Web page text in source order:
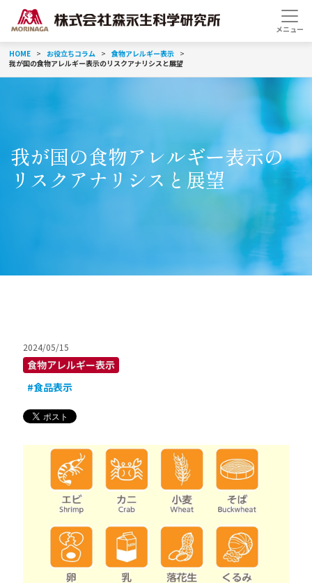
HOME お役立ちコラム
食物アレルギー表示
我が国の食物アレルギー表示のリスクアナリシスと展望
我が国の食物アレルギー表示の
リスクアナリシスと展望
2024/05/15
食物アレルギー表示
#食品表示